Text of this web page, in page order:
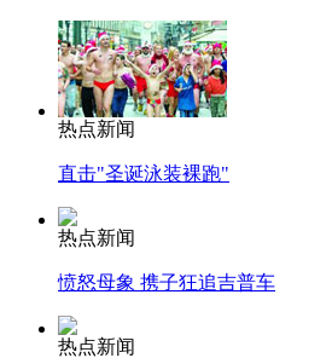
热点新闻
直击"圣诞泳装裸跑"
热点新闻
愤怒母象 携子狂追吉普车
热点新闻